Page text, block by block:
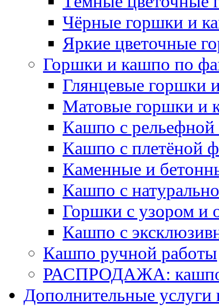
Чёрные горшки и
Яркие цветочные
Горшки и кашпо по
Глянцевые горшки
Матовые горшки и
Кашпо с рельефной
Кашпо с плетёной
Каменные и
Кашпо с
Горшки с узором и
Кашпо с
Кашпо ручной работы
РАСПРОДАЖА: кашпо
Дополнительные услуги